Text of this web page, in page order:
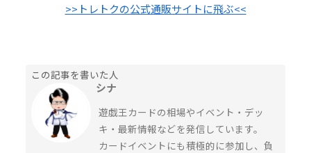
>>トレトクの公式通販サイトに飛ぶ<<
この記事を書いた人
シナ
遊戯王カードの相場やイベント・デッ
キ・最新情報などを発信しています。
カードイベントにも積極的に参加し、負